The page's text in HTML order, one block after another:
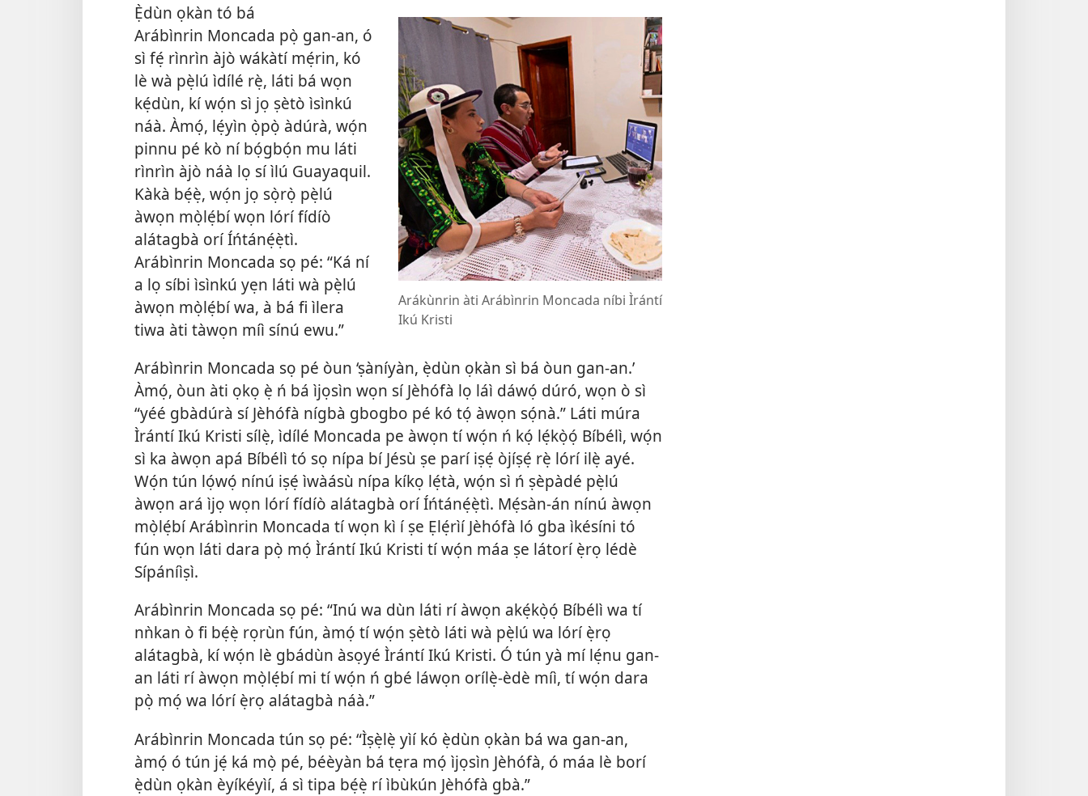
Arákùnrin àti Arábìnrin Moncada níbi Ìrántí
Ikú Kristi
Ẹ̀dùn ọkàn tó bá
Arábìnrin Moncada pọ̀ gan-an, ó
sì fẹ́ rìnrìn àjò wákàtí mẹ́rin, kó
lè wà pẹ̀lú ìdílé rẹ̀, láti bá wọn
kẹ́dùn, kí wọ́n sì jọ ṣètò ìsìnkú
náà. Àmọ́, lẹ́yìn ọ̀pọ̀ àdúrà, wọ́n
pinnu pé kò ní bọ́gbọ́n mu láti
rìnrìn àjò náà lọ sí ìlú Guayaquil.
Kàkà bẹ́ẹ̀, wọ́n jọ sọ̀rọ̀ pẹ̀lú
àwọn mọ̀lẹ́bí wọn lórí fídíò
alátagbà orí Íńtánẹ́ẹ̀tì.
Arábìnrin Moncada sọ pé: “Ká ní
a lọ síbi ìsìnkú yẹn láti wà pẹ̀lú
àwọn mọ̀lẹ́bí wa, à bá fi ìlera
tiwa àti tàwọn míì sínú ewu.”
Arábìnrin Moncada sọ pé òun ‘ṣàníyàn, ẹ̀dùn ọkàn sì bá òun gan-an.’
Àmọ́, òun àti ọkọ ẹ̀ ń bá ìjọsìn wọn sí Jèhófà lọ láì dáwọ́ dúró, wọn ò sì
“yéé gbàdúrà sí Jèhófà nígbà gbogbo pé kó tọ́ àwọn sọ́nà.” Láti múra
Ìrántí Ikú Kristi sílẹ̀, ìdílé Moncada pe àwọn tí wọ́n ń kọ́ lẹ́kọ̀ọ́ Bíbélì, wọ́n
sì ka àwọn apá Bíbélì tó sọ nípa bí Jésù ṣe parí iṣẹ́ òjíṣẹ́ rẹ̀ lórí ilẹ̀ ayé.
Wọ́n tún lọ́wọ́ nínú iṣẹ́ ìwàásù nípa kíkọ lẹ́tà, wọ́n sì ń ṣèpàdé pẹ̀lú
àwọn ará ìjọ wọn lórí fídíò alátagbà orí Íńtánẹ́ẹ̀tì. Mẹ́sàn-án nínú àwọn
mọ̀lẹ́bí Arábìnrin Moncada tí wọn kì í ṣe Ẹlẹ́rìí Jèhófà ló gba ìkésíni tó
fún wọn láti dara pọ̀ mọ́ Ìrántí Ikú Kristi tí wọ́n máa ṣe látorí ẹ̀rọ lédè
Sípáníìṣì.
Arábìnrin Moncada sọ pé: “Inú wa dùn láti rí àwọn akẹ́kọ̀ọ́ Bíbélì wa tí
nǹkan ò fi bẹ́ẹ̀ rọrùn fún, àmọ́ tí wọ́n ṣètò láti wà pẹ̀lú wa lórí ẹ̀rọ
alátagbà, kí wọ́n lè gbádùn àsọyé Ìrántí Ikú Kristi. Ó tún yà mí lẹ́nu gan-
an láti rí àwọn mọ̀lẹ́bí mi tí wọ́n ń gbé láwọn orílẹ̀-èdè míì, tí wọ́n dara
pọ̀ mọ́ wa lórí ẹ̀rọ alátagbà náà.”
Arábìnrin Moncada tún sọ pé: “Ìṣẹ̀lẹ̀ yìí kó ẹ̀dùn ọkàn bá wa gan-an,
àmọ́ ó tún jẹ́ ká mọ̀ pé, béèyàn bá tẹra mọ́ ìjọsìn Jèhófà, ó máa lè borí
ẹ̀dùn ọkàn èyíkéyìí, á sì tipa bẹ́ẹ̀ rí ìbùkún Jèhófà gbà.”